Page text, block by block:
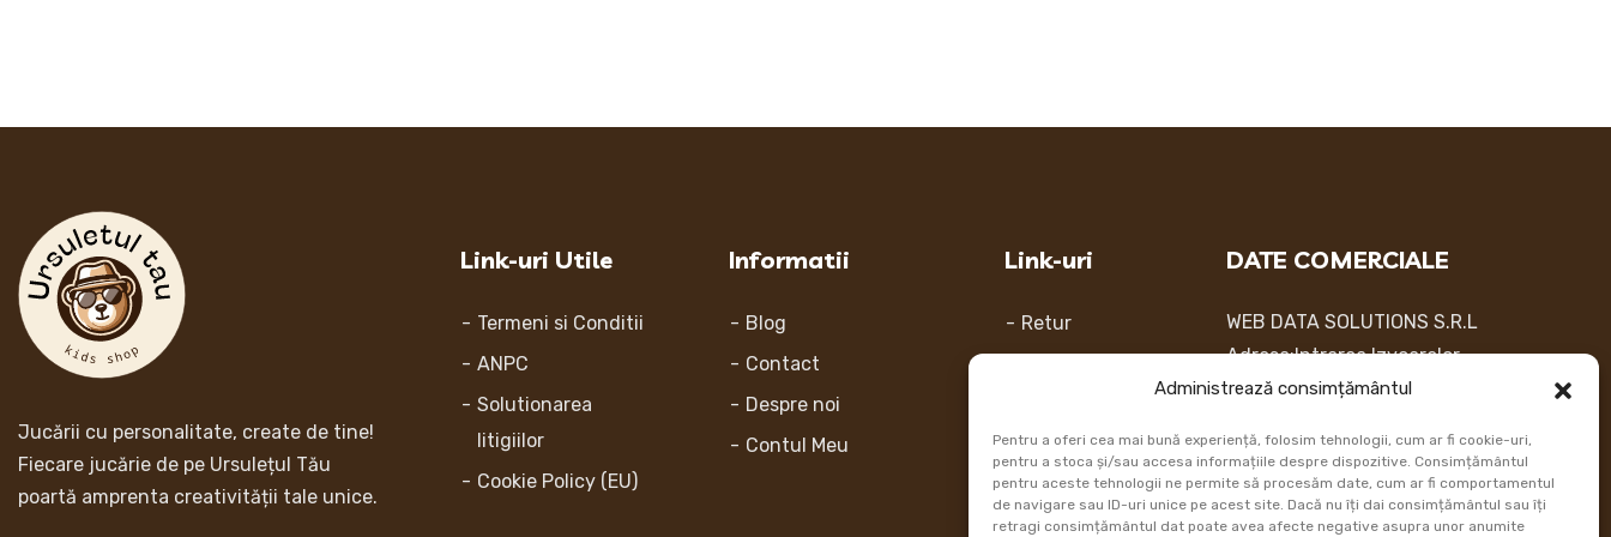
Administrează consimțământul
Pentru a oferi cea mai bună experiență, folosim tehnologii, cum ar fi cookie-uri,
pentru a stoca și/sau accesa informațiile despre dispozitive. Consimțământul
pentru aceste tehnologii ne permite să procesăm date, cum ar fi comportamentul
de navigare sau ID-uri unice pe acest site. Dacă nu îți dai consimțământul sau îți
retragi consimțământul dat poate avea afecte negative asupra unor anumite
Jucării cu personalitate, create de tine!
Fiecare jucărie de pe Ursulețul Tău
poartă amprenta creativității tale unice.
Link-uri Utile
Termeni si Conditii
ANPC
Solutionarea
litigiilor
Cookie Policy (EU)
Informatii
Blog
Contact
Despre noi
Contul Meu
Link-uri
Retur
Cum comand
DATE COMERCIALE
WEB DATA SOLUTIONS S.R.L
Adresa:Intrarea Izvoarelor
Nr. 6, Otopeni,Ilfov
Email:contact@ursuletultau.ro